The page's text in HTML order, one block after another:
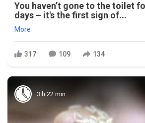
You haven’t gone to the toilet
days – it's the first sign of...
More
317 109 134
3 h 22 min